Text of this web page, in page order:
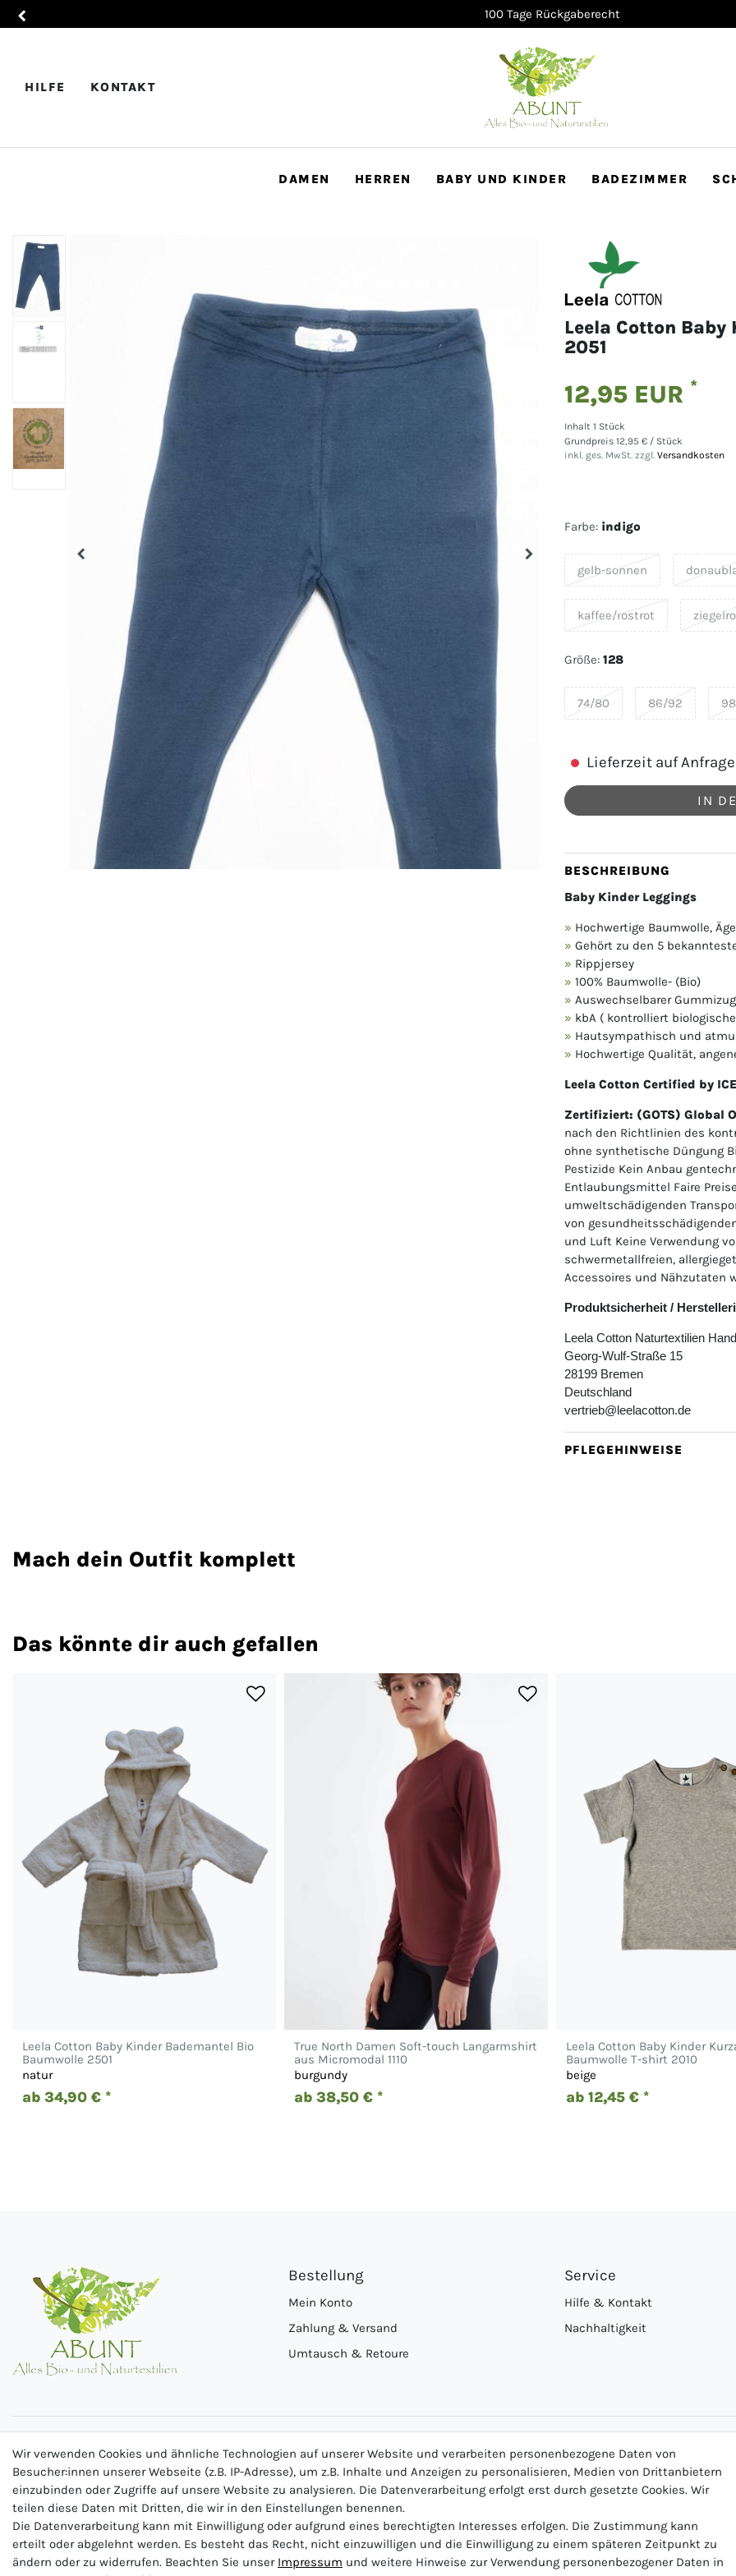
100 Tage Rückgaberecht
HILFE KONTAKT
DAMEN HERREN BABY UND KINDER BADEZIMMER
Leela Cotton
2051
12,95 EUR *
Inhalt 1 Stück
Grundpreis 12,95 € / Stück
inkl. ges. MwSt. zzgl. Versandkosten
Farbe: indigo
gelb-sonnen
kaffee/rostrot
Größe: 128
74/80 86/92
Lieferzeit auf Anfrage
IN
BESCHREIBUNG
Baby Kinder Leggings
Hochwertige Baumwolle,
Gehört zu den 5
Rippjersey
100% Baumwolle- (Bio)
Auswechselbarer Gummizug
kbA ( kontrolliert
Hautsympathisch und
Hochwertige Qualität,
Leela Cotton Certified by
Zertifiziert: (GOTS) Global
nach den Richtlinien des
ohne synthetische Düngung
Pestizide Kein Anbau
Entlaubungsmittel Faire
umweltschädigenden
von
und Luft Keine Verwendung
schwermetallfreien,
Accessoires und Nähzutaten
Produktsicherheit /
Leela Cotton Naturtextilien
Georg-Wulf-Straße 15
28199 Bremen
Deutschland
vertrieb@leelacotton.de
PFLEGEHINWEISE
Mach dein Outfit komplett
Das könnte dir auch gefallen
Leela Cotton Baby Kinder Bademantel Bio
Baumwolle 2501
natur
ab 34,90 € *
True North Damen Soft-touch Langarmshirt
aus Micromodal 1110
burgundy
ab 38,50 € *
Leela Cotton Baby Kinder
Baumwolle T-shirt 2010
beige
ab 12,45 € *
Bestellung
Mein Konto
Zahlung & Versand
Umtausch & Retoure
Service
Hilfe & Kontakt
Nachhaltigkeit
Logo von DHL für Paketversand
Logo von Zahlung per
Vertrag widerrufen
Wir verwenden Cookies und ähnliche Technologien auf unserer Website und verarbeiten personenbezogene Daten von
Besucher:innen unserer Webseite (z.B. IP-Adresse), um z.B. Inhalte und Anzeigen zu personalisieren, Medien von Drittanbietern
einzubinden oder Zugriffe auf unsere Website zu analysieren. Die Datenverarbeitung erfolgt erst durch gesetzte Cookies. Wir
teilen diese Daten mit Dritten, die wir in den Einstellungen benennen.
Die Datenverarbeitung kann mit Einwilligung oder aufgrund eines berechtigten Interesses erfolgen. Die Zustimmung kann
erteilt oder abgelehnt werden. Es besteht das Recht, nicht einzuwilligen und die Einwilligung zu einem späteren Zeitpunkt zu
ändern oder zu widerrufen. Beachten Sie unser Impressum und weitere Hinweise zur Verwendung personenbezogener Daten in